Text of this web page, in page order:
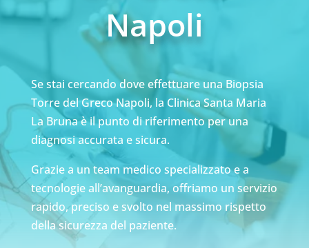
Napoli
Se stai cercando dove effettuare una Biopsia
Torre del Greco Napoli, la Clinica Santa Maria
La Bruna è il punto di riferimento per una
diagnosi accurata e sicura.
Grazie a un team medico specializzato e a
tecnologie all’avanguardia, offriamo un servizio
rapido, preciso e svolto nel massimo rispetto
della sicurezza del paziente.